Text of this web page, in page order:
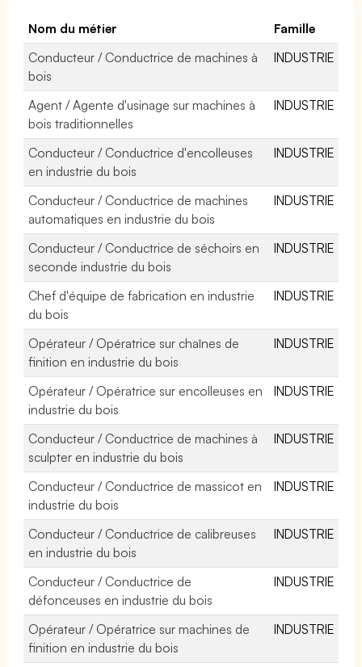
Nom du métier
Famille
Conducteur / Conductrice de machines à
bois
INDUSTRIE
Agent / Agente d'usinage sur machines à
bois traditionnelles
INDUSTRIE
Conducteur / Conductrice d'encolleuses
en industrie du bois
INDUSTRIE
Conducteur / Conductrice de machines
automatiques en industrie du bois
INDUSTRIE
Conducteur / Conductrice de séchoirs en
seconde industrie du bois
INDUSTRIE
Chef d'équipe de fabrication en industrie
du bois
INDUSTRIE
Opérateur / Opératrice sur chaînes de
finition en industrie du bois
INDUSTRIE
Opérateur / Opératrice sur encolleuses en
industrie du bois
INDUSTRIE
Conducteur / Conductrice de machines à
sculpter en industrie du bois
INDUSTRIE
Conducteur / Conductrice de massicot en
industrie du bois
INDUSTRIE
Conducteur / Conductrice de calibreuses
en industrie du bois
INDUSTRIE
Conducteur / Conductrice de
défonceuses en industrie du bois
INDUSTRIE
Opérateur / Opératrice sur machines de
finition en industrie du bois
INDUSTRIE